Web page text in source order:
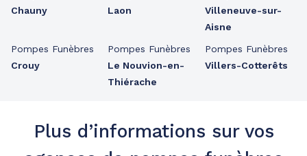
Chauny
Pompes Funèbres
Crouy
Laon
Pompes Funèbres
Le Nouvion-en-
Thiérache
Villeneuve-sur-
Aisne
Pompes Funèbres
Villers-Cotterêts
Plus d’informations sur vos